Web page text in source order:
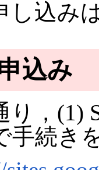
し込み
込み
り，(1)
手続き